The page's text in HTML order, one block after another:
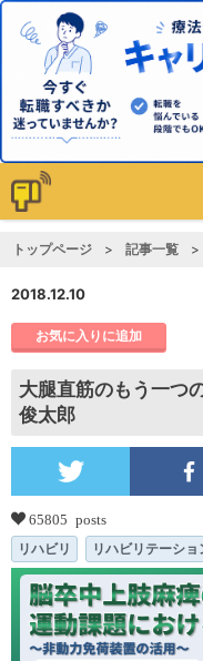
トップページ 記事一覧
2018.12.10
お気に入りに追加
大腿直筋のもう一つ
俊太郎
65805 posts
リハビリ リハビリテーショ